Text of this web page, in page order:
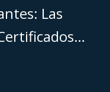
Las